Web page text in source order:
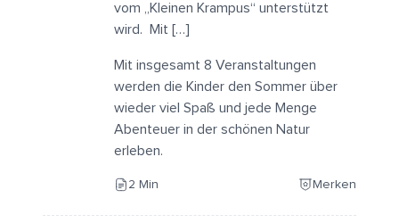
vom „Kleinen Krampus“ unterstützt
wird. Mit […]
Mit insgesamt 8 Veranstaltungen
werden die Kinder den Sommer über
wieder viel Spaß und jede Menge
Abenteuer in der schönen Natur
erleben.
2 Min Merken